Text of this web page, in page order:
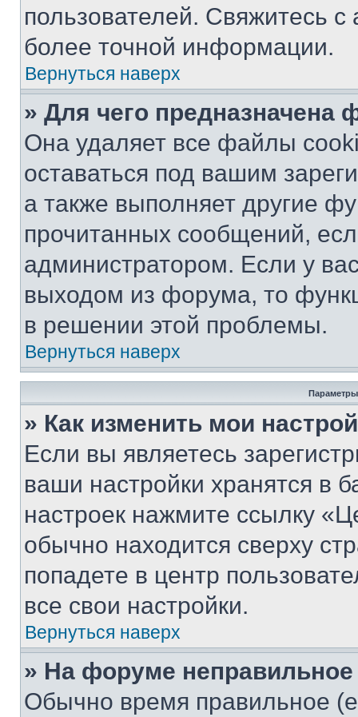
пользователей. Свяжитесь
более точной информации.
Вернуться наверх
» Для чего предназначена
Она удаляет все файлы
оставаться под вашим
а также выполняет другие
прочитанных сообщений,
администратором. Если у
выходом из форума, то
в решении этой проблемы.
Вернуться наверх
Параметры
» Как изменить мои
Если вы являетесь
ваши настройки хранятся в
настроек нажмите ссылку
обычно находится сверху
попадете в центр
все свои настройки.
Вернуться наверх
» На форуме
Обычно время правильное